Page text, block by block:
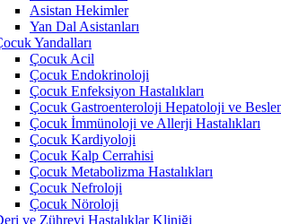
Asistan Hekimler
Yan Dal Asistanları
Yandalları
Çocuk Acil
Çocuk Endokrinoloji
Çocuk Enfeksiyon Hastalıkları
Çocuk Gastroenteroloji Hepatoloji ve
Çocuk İmmünoloji ve Allerji Hastalıkları
Çocuk Kardiyoloji
Çocuk Kalp Cerrahisi
Çocuk Metabolizma Hastalıkları
Çocuk Nefroloji
Çocuk Nöroloji
ve Zührevi Hastalıklar Kliniği